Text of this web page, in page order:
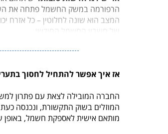
הרפורמה במשק החשמל פתחה את
המצב הוא שונה לחלוטין – כל אזרח
של חשבון החשמל החודשי.
אז איך אפשר להתחיל לחסוך
החברה המובילה לצאת עם פתרון
המוזלים בשוק התקשורת, ונכנסה
מותאם אישית לאספקת חשמל,